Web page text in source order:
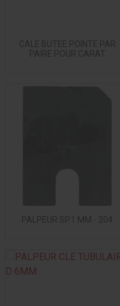
CALE BUTEE POINTE PAR
PAIRE POUR CARAT
PALPEUR SP.1 MM - 204